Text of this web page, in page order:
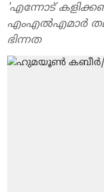
'എന്നോട്
എംഎൽഎമാർ
ഭിന്നത